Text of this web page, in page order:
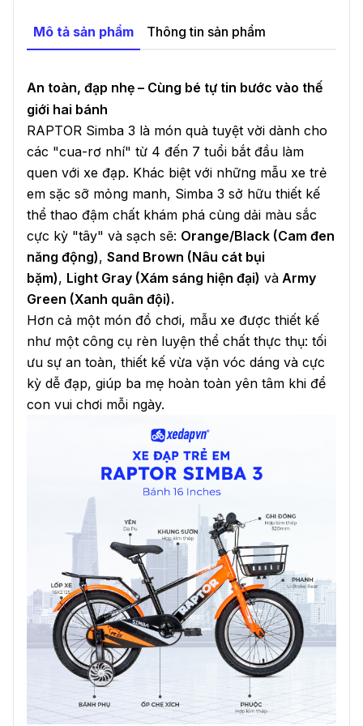
Minh.
Vietnam.
Mô tả sản phẩm Thông tin sản phẩm
An toàn, đạp nhẹ – Cùng bé tự tin bước vào thế
giới hai bánh
RAPTOR Simba 3 là món quà tuyệt vời dành cho
các "cua-rơ nhí" từ 4 đến 7 tuổi bắt đầu làm
quen với xe đạp. Khác biệt với những mẫu xe trẻ
em sặc sỡ mỏng manh, Simba 3 sở hữu thiết kế
thể thao đậm chất khám phá cùng dải màu sắc
cực kỳ "tây" và sạch sẽ: Orange/Black (Cam đen
năng động), Sand Brown (Nâu cát bụi
bặm), Light Gray (Xám sáng hiện đại) và Army
Green (Xanh quân đội).
Hơn cả một món đồ chơi, mẫu xe được thiết kế
như một công cụ rèn luyện thể chất thực thụ: tối
ưu sự an toàn, thiết kế vừa vặn vóc dáng và cực
kỳ dễ đạp, giúp ba mẹ hoàn toàn yên tâm khi để
con vui chơi mỗi ngày.